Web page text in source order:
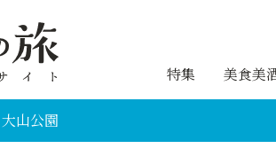
特集 美食美
大山公園